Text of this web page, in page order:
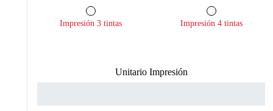
Impresión 3 tintas Impresión 4 tintas
Unitario Impresión